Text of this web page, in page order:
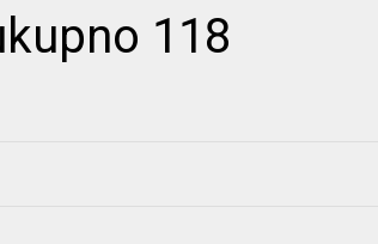
118